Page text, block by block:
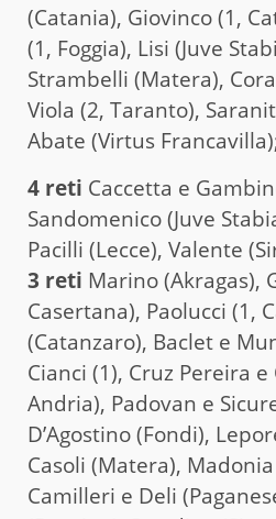
(Catania), Giovinco (1,
(1, Foggia), Lisi (Juve
Strambelli (Matera),
Viola (2, Taranto),
Abate (Virtus
4 reti Caccetta e
Sandomenico (Juve
Pacilli (Lecce), Valente
3 reti Marino (Akragas),
Casertana), Paolucci (1,
(Catanzaro), Baclet e
Cianci (1), Cruz Pereira
Andria), Padovan e
D’Agostino (Fondi),
Casoli (Matera),
Camilleri e Deli